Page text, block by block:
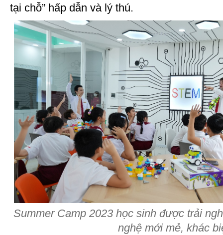
tại chỗ” hấp dẫn và lý thú.
Summer Camp 2023 học sinh được trải
nghệ mới mẻ, khác